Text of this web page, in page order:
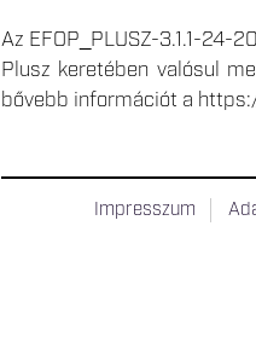
Az EFOP_PLUSZ-3.1.1-
Plusz keretében valósul
bővebb információt a
Impresszum